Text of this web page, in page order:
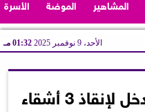
المشاهير الموضة الأسرة
الأحد، 9 نوفمبر 2025 01:32 مـ
”القومي للطفولة” يتدخل لإنقاذ 3 أشقاء